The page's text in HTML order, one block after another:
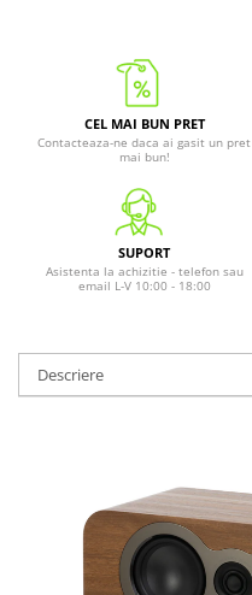
CEL MAI BUN PRET
Contacteaza-ne daca ai gasit un pret
mai bun!
SUPORT
Asistenta la achizitie - telefon sau
email L-V 10:00 - 18:00
Descriere